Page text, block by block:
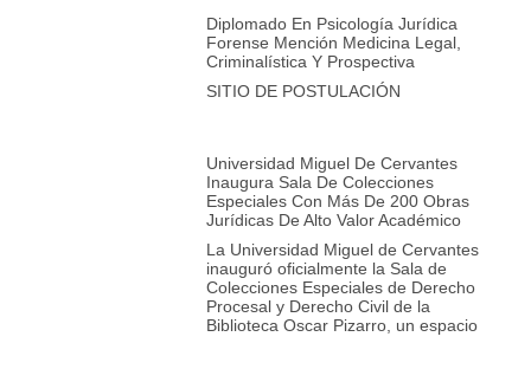
Diplomado En Psicología Jurídica
Forense Mención Medicina Legal,
Criminalística Y Prospectiva
SITIO DE POSTULACIÓN
Universidad Miguel De Cervantes
Inaugura Sala De Colecciones
Especiales Con Más De 200 Obras
Jurídicas De Alto Valor Académico
La Universidad Miguel de Cervantes
inauguró oficialmente la Sala de
Colecciones Especiales de Derecho
Procesal y Derecho Civil de la
Biblioteca Oscar Pizarro, un espacio